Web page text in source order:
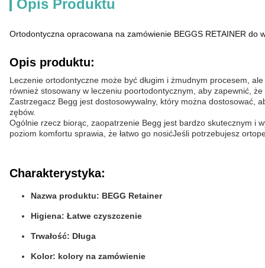
Opis Produktu
Ortodontyczna opracowana na zamówienie BEGGS RETAINER do
Opis produktu:
Leczenie ortodontyczne może być długim i żmudnym procesem,
również stosowany w leczeniu poortodontycznym, aby zapewnić,
Zastrzegacz Begg jest dostosowywalny, który można dostosować,
zębów.
Ogólnie rzecz biorąc, zaopatrzenie Begg jest bardzo skutecznym i
poziom komfortu sprawia, że łatwo go nosićJeśli potrzebujesz
Charakterystyka:
Nazwa produktu: BEGG Retainer
Higiena: Łatwe czyszczenie
Trwałość: Długa
Kolor: kolory na zamówienie